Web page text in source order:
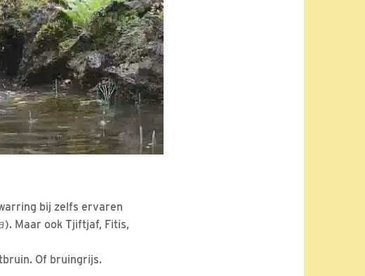
bij zelfs ervaren
). Maar ook Tjiftjaf, Fitis,
Of bruingrijs.